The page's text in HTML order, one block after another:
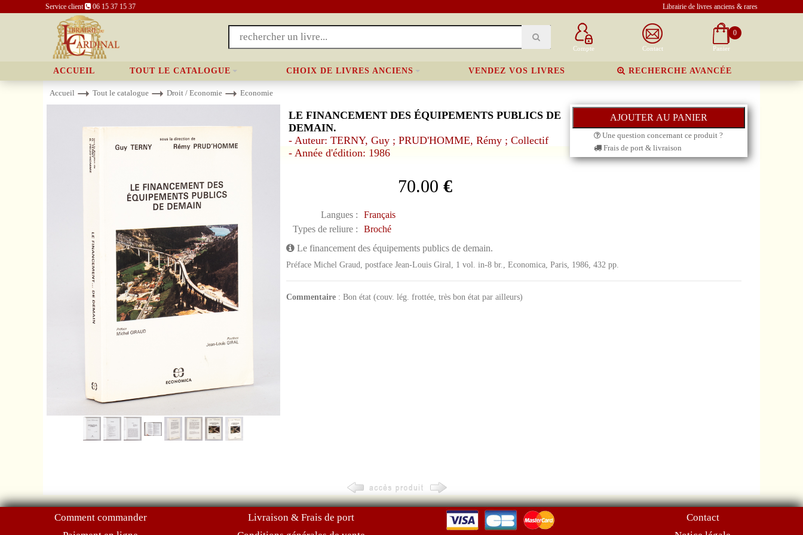
Service client 06 15 37 15 37 Librairie de livres anciens & rares
Compte Contact
0
Panier
ACCUEIL TOUT LE CATALOGUE CHOIX DE LIVRES ANCIENS VENDEZ VOS LIVRES RECHERCHE AVANCÉE
Accueil Tout le catalogue Droit / Economie Economie
LE FINANCEMENT DES ÉQUIPEMENTS PUBLICS DE
DEMAIN.
- Auteur: TERNY, Guy ; PRUD'HOMME, Rémy ; Collectif
- Année d'édition: 1986
70.00 €
Langues :
Français
Types de reliure :
Broché
Une question concernant ce produit ?
Frais de port & livraison
Le financement des équipements publics de demain.
Préface Michel Graud, postface Jean-Louis Giral, 1 vol. in-8 br., Economica, Paris, 1986, 432 pp.
Commentaire: Bon état (couv. lég. frottée, très bon état par ailleurs)
Comment commander
Livraison & Frais de port
Contact